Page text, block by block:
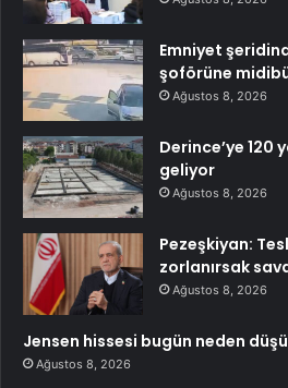
Emniyet
şoförüne
Ağustos 8, 2026
Derince’ye 120
geliyor
Ağustos 8, 2026
Pezeşkiyan:
zorlanırsak
Ağustos 8, 2026
Jensen hissesi bugün neden
Ağustos 8, 2026